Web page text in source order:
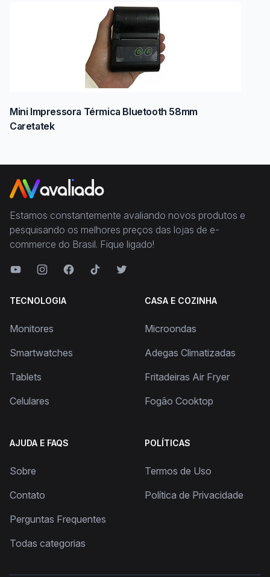
Mini Impressora Térmica Bluetooth 58mm
Caretatek
Estamos constantemente avaliando novos produtos e
pesquisando os melhores preços das lojas de e-
commerce do Brasil. Fique ligado!
TECNOLOGIA
Monitores
Smartwatches
Tablets
Celulares
CASA E COZINHA
Microondas
Adegas Climatizadas
Fritadeiras Air Fryer
Fogão Cooktop
AJUDA E FAQS
Sobre
Contato
Perguntas Frequentes
Todas categorias
POLÍTICAS
Termos de Uso
Política de Privacidade